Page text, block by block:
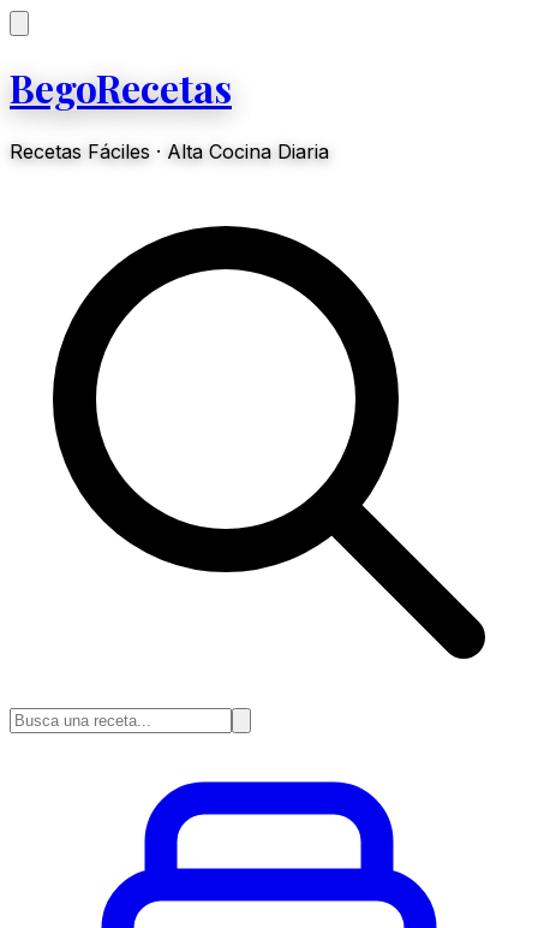
BegoRecetas
Recetas Fáciles · Alta Cocina Diaria